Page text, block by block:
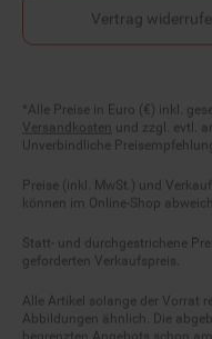
Fußnoten
Versandkosten und zzgl. evtl.
Unverbindliche
können im Online-Shop
geforderten Verkaufspreis.
Abbildungen ähnlich. Die
begrenzten Angebots schon